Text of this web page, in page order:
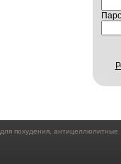
похудения, антицеллюлитные